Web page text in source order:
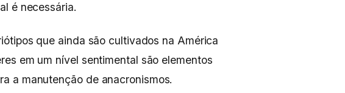
é necessária.
que ainda são cultivados na América
em um nível sentimental são elementos
a manutenção de anacronismos.